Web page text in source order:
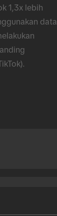
1,3x lebih
data